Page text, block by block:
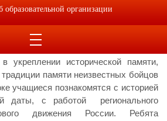
примут участие во
«Имя твое неизвестно, подвиг твой
укреплении исторической памяти,
памяти неизвестных бойцов
учащиеся познакомятся с историей
даты, с работой регионального
движения России. Ребята
образовательной организации